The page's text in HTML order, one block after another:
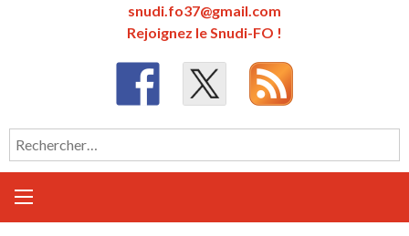
snudi.fo37@gmail.com
Rejoignez le Snudi-FO !
Rechercher :